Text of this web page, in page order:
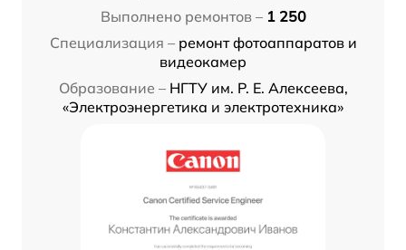
Выполнено ремонтов – 1 250
Специализация – ремонт фотоаппаратов и
видеокамер
Образование – НГТУ им. Р. Е. Алексеева,
«Электроэнергетика и электротехника»